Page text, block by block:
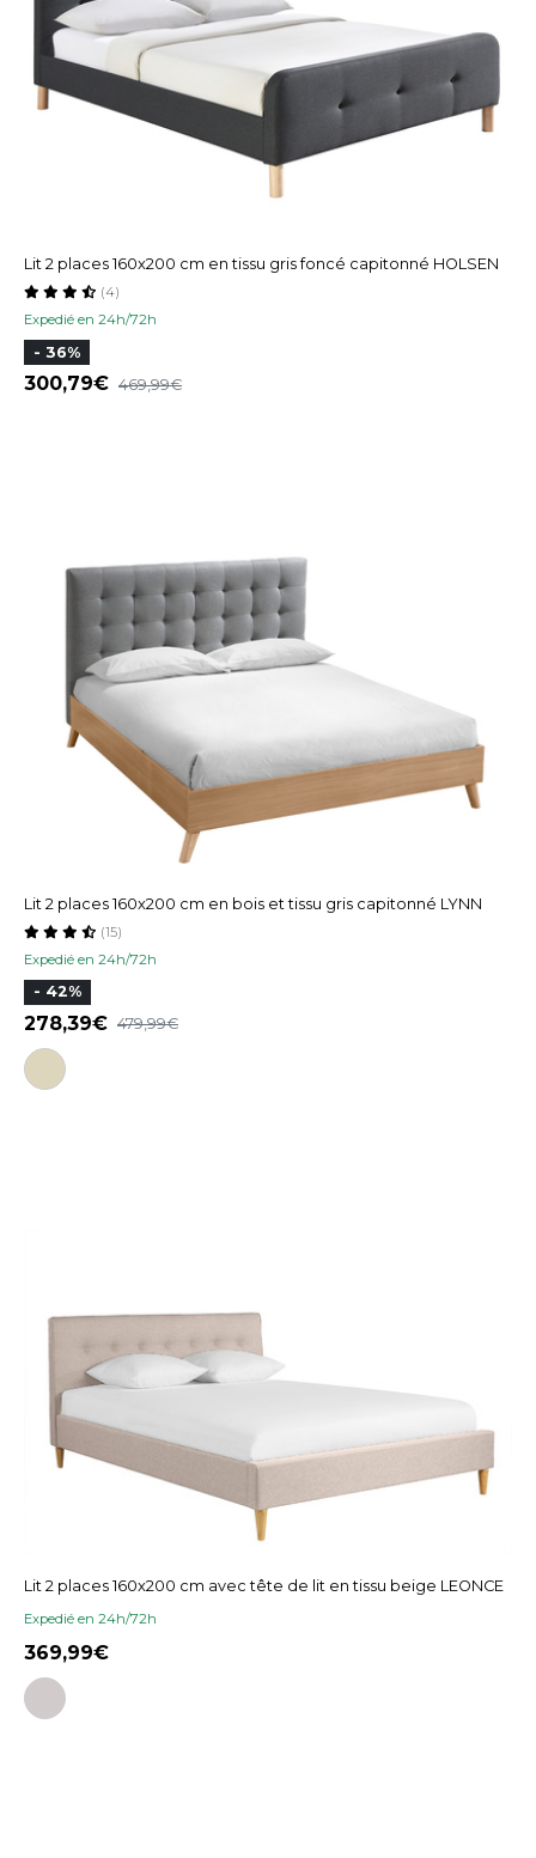
Lit 2 places 160x200 cm en tissu gris foncé capitonné HOLSEN
Expedié en 24h/72h
(4)
- 36%
300,79 469,99
Lit 2 places 160x200 cm en bois et tissu gris capitonné LYNN
Expedié en 24h/72h
(15)
- 42%
278,39 479,99
Lit 2 places 160x200 cm avec tête de lit en tissu beige LEONCE
Expedié en 24h/72h
369,99